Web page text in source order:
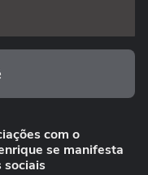
com o
se manifesta
sociais